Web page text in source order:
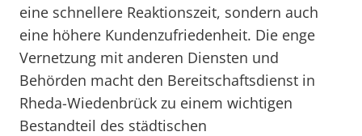
eine schnellere Reaktionszeit, sondern auch
eine höhere Kundenzufriedenheit. Die enge
Vernetzung mit anderen Diensten und
Behörden macht den Bereitschaftsdienst in
Rheda-Wiedenbrück zu einem wichtigen
Bestandteil des städtischen